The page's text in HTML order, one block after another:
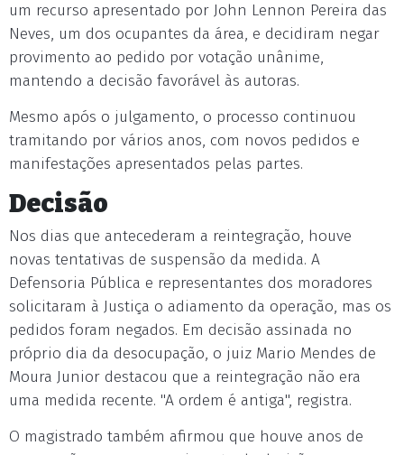
um recurso apresentado por John Lennon Pereira das
Neves, um dos ocupantes da área, e decidiram negar
provimento ao pedido por votação unânime,
mantendo a decisão favorável às autoras.
Mesmo após o julgamento, o processo continuou
tramitando por vários anos, com novos pedidos e
manifestações apresentados pelas partes.
Decisão
Nos dias que antecederam a reintegração, houve
novas tentativas de suspensão da medida. A
Defensoria Pública e representantes dos moradores
solicitaram à Justiça o adiamento da operação, mas os
pedidos foram negados. Em decisão assinada no
próprio dia da desocupação, o juiz Mario Mendes de
Moura Junior destacou que a reintegração não era
uma medida recente. "A ordem é antiga", registra.
O magistrado também afirmou que houve anos de